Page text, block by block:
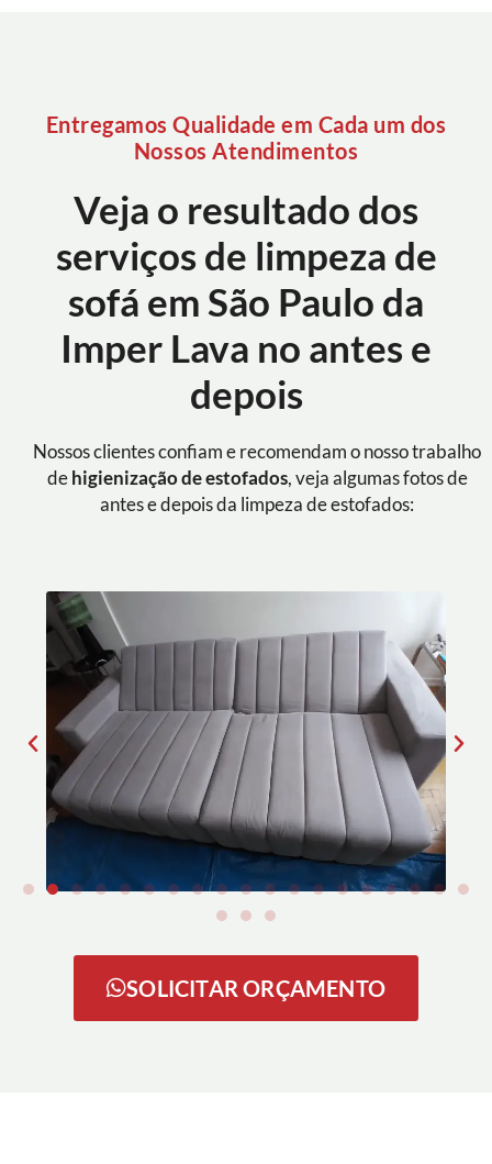
Entregamos Qualidade em Cada um dos
Nossos Atendimentos
Veja o resultado dos
serviços de limpeza de
sofá em São Paulo da
Imper Lava no antes e
depois
Nossos clientes confiam e recomendam o nosso trabalho
de higienização de estofados, veja algumas fotos de
antes e depois da limpeza de estofados:
SOLICITAR ORÇAMENTO